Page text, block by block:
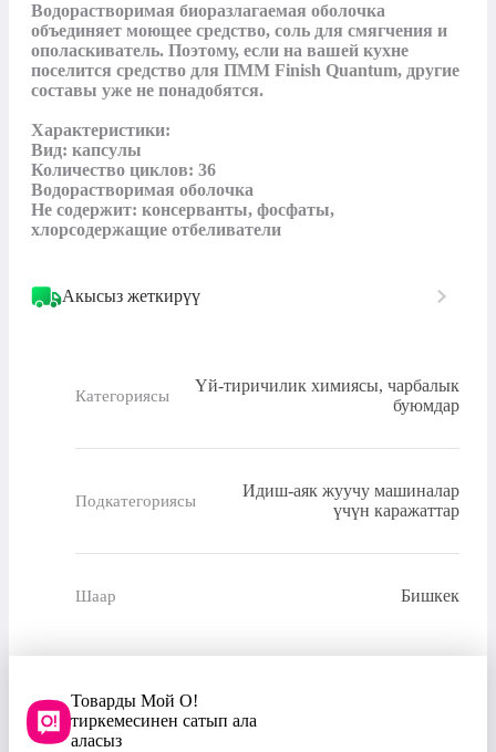
Водорастворимая биоразлагаемая оболочка
объединяет моющее средство, соль для смягчения и
ополаскиватель. Поэтому, если на вашей кухне
поселится средство для ПММ Finish Quantum, другие
составы уже не понадобятся.
Характеристики:
Вид: капсулы
Количество циклов: 36
Водорастворимая оболочка
Не содержит: консерванты, фосфаты,
хлорсодержащие отбеливатели
Акысыз жеткирүү
Категориясы
Үй-тиричилик химиясы, чарбалык
буюмдар
Подкатегориясы
Идиш-аяк жуучу машиналар
үчүн каражаттар
Шаар Бишкек
Товарды Мой О!
тиркемесинен сатып ала
аласыз